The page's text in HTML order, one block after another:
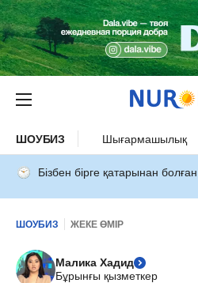
ШОУБИЗ Шығармашылық
Бізбен бірге қатарынан болған
ШОУБИЗ ЖЕКЕ ӨМІР
Малика Хадид
Бұрынғы қызметкер